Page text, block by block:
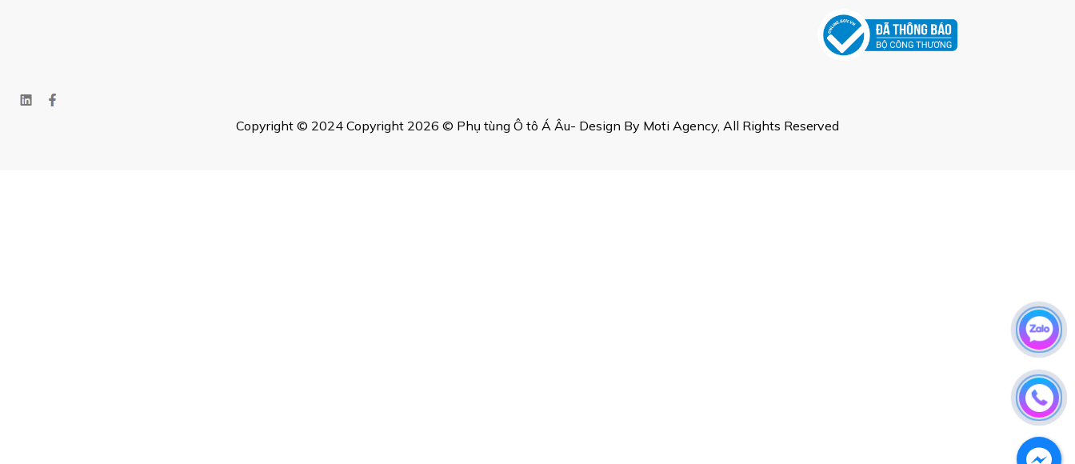
Copyright © 2024 Copyright 2026 © Phụ tùng Ô tô Á Âu- Design By Moti Agency, All Rights Reserved